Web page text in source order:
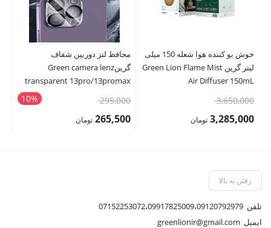
خوش بو کننده هوا شعله 150 میلی
لیتر گرین Green Lion Flame Mist
Air Diffuser 150mL
3,650,000قیمت
اصلی:3,285,000 تومان
3,285,000 تومان.
محافظ لنز دوربین شفاف
گرینGreen camera lenz
transparent 13pro/13promax
10% 295,000قیمت
اصلی:265,500 تومان
رفتن به بالا
تلفن 07152253072،09917825009،09120792979
ایمیل greenlionir@gmail.com